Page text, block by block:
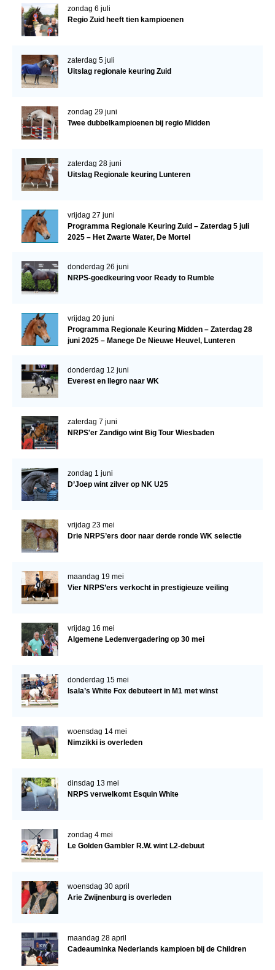
zondag 6 juli
Regio Zuid heeft tien kampioenen
zaterdag 5 juli
Uitslag regionale keuring Zuid
zondag 29 juni
Twee dubbelkampioenen bij regio Midden
zaterdag 28 juni
Uitslag Regionale keuring Lunteren
vrijdag 27 juni
Programma Regionale Keuring Zuid – Zaterdag 5 juli
2025 – Het Zwarte Water, De Mortel
donderdag 26 juni
NRPS-goedkeuring voor Ready to Rumble
vrijdag 20 juni
Programma Regionale Keuring Midden – Zaterdag 28
juni 2025 – Manege De Nieuwe Heuvel, Lunteren
donderdag 12 juni
Everest en Ilegro naar WK
zaterdag 7 juni
NRPS'er Zandigo wint Big Tour Wiesbaden
zondag 1 juni
D’Joep wint zilver op NK U25
vrijdag 23 mei
Drie NRPS’ers door naar derde ronde WK selectie
maandag 19 mei
Vier NRPS’ers verkocht in prestigieuze veiling
vrijdag 16 mei
Algemene Ledenvergadering op 30 mei
donderdag 15 mei
Isala’s White Fox debuteert in M1 met winst
woensdag 14 mei
Nimzikki is overleden
dinsdag 13 mei
NRPS verwelkomt Esquin White
zondag 4 mei
Le Golden Gambler R.W. wint L2-debuut
woensdag 30 april
Arie Zwijnenburg is overleden
maandag 28 april
Cadeauminka Nederlands kampioen bij de Children